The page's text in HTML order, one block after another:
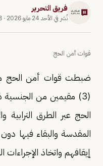
فريق التحرير
نُشر في الأحد 24 مايو 2026 ·
قوات أمن الحج
ضبطت قوات أمن الحج
(3) مقيمين من الجنسية
الحج عبر الطرق الترابية
المقدسة والبقاء فيها
إيقافهم واتخاذ الإجراءات